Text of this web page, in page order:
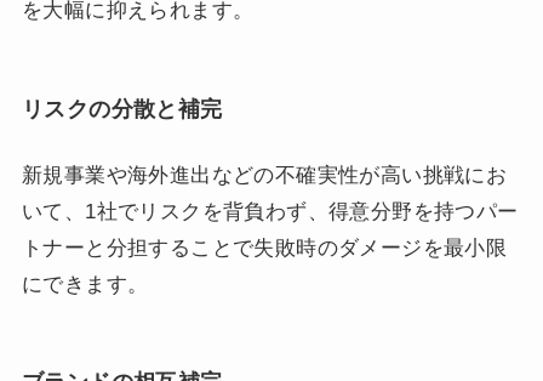
を大幅に抑えられます。
リスクの分散と補完
新規事業や海外進出などの不確実性が高い挑戦にお
いて、1社でリスクを背負わず、得意分野を持つパー
トナーと分担することで失敗時のダメージを最小限
にできます。